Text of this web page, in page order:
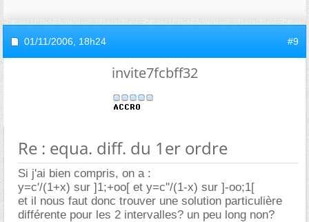
01/11/2006, 18h24 #9
invite7fcbff32
Re : equa. diff. du 1er ordre
Si j'ai bien compris, on a :
y=c'/(1+x) sur ]1;+oo[ et y=c''/(1-x) sur ]-oo;1[
et il nous faut donc trouver une solution particulière
différente pour les 2 intervalles? un peu long non?